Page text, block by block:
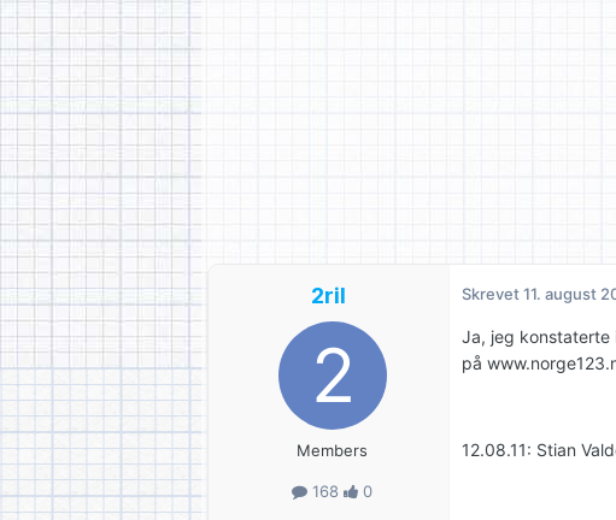
2ril
Members
168 0
Skrevet11. august
Ja, jeg konstaterte
på
12.08.11: Stian